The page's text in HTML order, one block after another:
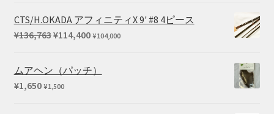
帯:
¥550
CTS/H.OKADA アフィニティX 9' #8 4ピース
¥136,763元
価
¥114,400現
の
¥104,000
ムアヘン（パッチ）
¥1,650 ¥1,500